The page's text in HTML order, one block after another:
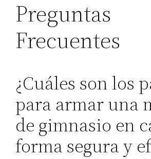
Preguntas
Frecuentes
¿Cuáles son los
para armar una
de gimnasio en
forma segura y